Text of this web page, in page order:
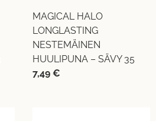
MAGICAL HALO
LONGLASTING
NESTEMÄINEN
HUULIPUNA – SÄVY 35
7,49 €